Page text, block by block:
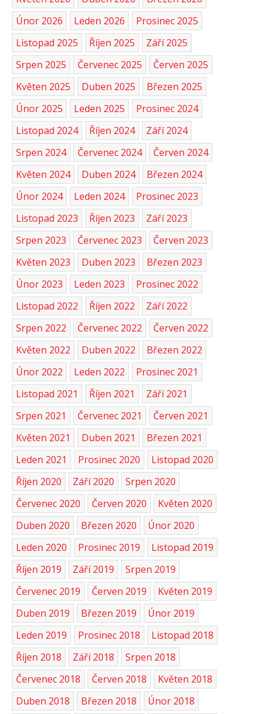
Únor 2026
Leden 2026
Prosinec 2025
Listopad 2025
Říjen 2025
Září 2025
Srpen 2025
Červenec 2025
Červen 2025
Květen 2025
Duben 2025
Březen 2025
Únor 2025
Leden 2025
Prosinec 2024
Listopad 2024
Říjen 2024
Září 2024
Srpen 2024
Červenec 2024
Červen 2024
Květen 2024
Duben 2024
Březen 2024
Únor 2024
Leden 2024
Prosinec 2023
Listopad 2023
Říjen 2023
Září 2023
Srpen 2023
Červenec 2023
Červen 2023
Květen 2023
Duben 2023
Březen 2023
Únor 2023
Leden 2023
Prosinec 2022
Listopad 2022
Říjen 2022
Září 2022
Srpen 2022
Červenec 2022
Červen 2022
Květen 2022
Duben 2022
Březen 2022
Únor 2022
Leden 2022
Prosinec 2021
Listopad 2021
Říjen 2021
Září 2021
Srpen 2021
Červenec 2021
Červen 2021
Květen 2021
Duben 2021
Březen 2021
Leden 2021
Prosinec 2020
Listopad 2020
Říjen 2020
Září 2020
Srpen 2020
Červenec 2020
Červen 2020
Květen 2020
Duben 2020
Březen 2020
Únor 2020
Leden 2020
Prosinec 2019
Listopad 2019
Říjen 2019
Září 2019
Srpen 2019
Červenec 2019
Červen 2019
Květen 2019
Duben 2019
Březen 2019
Únor 2019
Leden 2019
Prosinec 2018
Listopad 2018
Říjen 2018
Září 2018
Srpen 2018
Červenec 2018
Červen 2018
Květen 2018
Duben 2018
Březen 2018
Únor 2018